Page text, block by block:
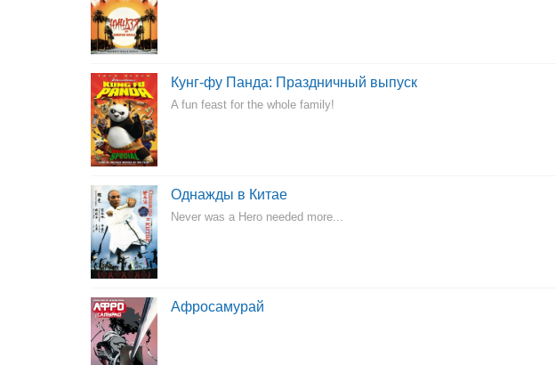
Кунг-фу Панда: Праздничный выпуск
A fun feast for the whole family!
Однажды в Китае
Never was a Hero needed more...
Афросамурай